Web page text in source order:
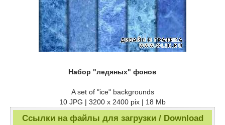
Набор "ледяных" фонов
A set of "ice" backgrounds
10 JPG | 3200 x 2400 pix | 18 Mb
Ссылки на файлы для загрузки / Download